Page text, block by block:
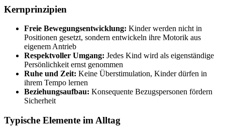
Kernprinzipien
Freie Bewegungsentwicklung: Kinder werden nicht in
Positionen gesetzt, sondern entwickeln ihre Motorik aus
eigenem Antrieb
Respektvoller Umgang: Jedes Kind wird als eigenständige
Persönlichkeit ernst genommen
Ruhe und Zeit: Keine Überstimulation, Kinder dürfen in
ihrem Tempo lernen
Beziehungsaufbau: Konsequente Bezugspersonen fördern
Sicherheit
Typische Elemente im Alltag